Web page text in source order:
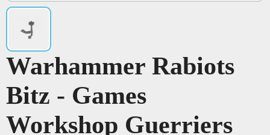
Warhammer Rabiots
Bitz - Games
Workshop Guerriers